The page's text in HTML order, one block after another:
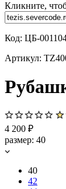
Кликните,
Код: ЦБ-
Артикул:
4 200 ₽
размер: 40
40
42